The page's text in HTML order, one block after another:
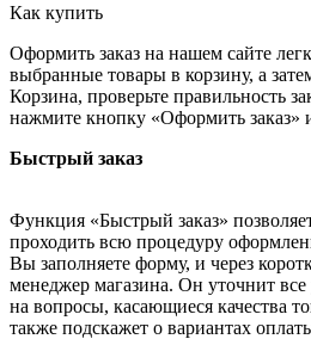
Как купить
Оформить заказ на нашем сайте
выбранные товары в корзину, а
Корзина, проверьте правильность
нажмите кнопку «Оформить заказ»
Быстрый заказ
Функция «Быстрый заказ»
проходить всю процедуру
Вы заполняете форму, и через
менеджер магазина. Он уточнит все
на вопросы, касающиеся качества
также подскажет о вариантах